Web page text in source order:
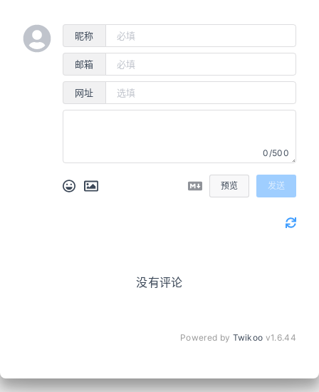
昵称
邮箱
网址
0/500
预览 发送
没有评论
Powered by Twikoo v1.6.44